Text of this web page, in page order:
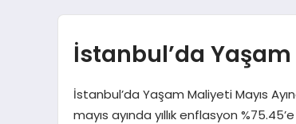
İstanbul’da Yaşam
İstanbul’da Yaşam Maliyeti Mayıs
mayıs ayında yıllık enflasyon